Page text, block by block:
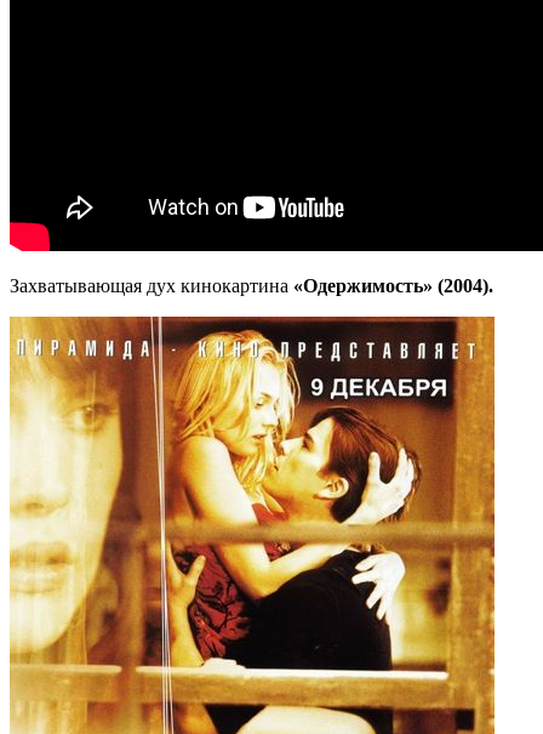
Захватывающая дух кинокартина «Одержимость» (2004).